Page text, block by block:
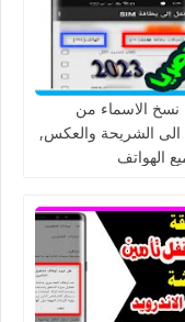
الاسماء من
الى الشريحة والعكس,
الهواتف